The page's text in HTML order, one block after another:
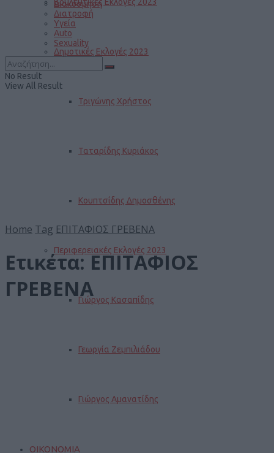
Δημοτικές Εκλογές 2023
Τριγώνης Χρήστος
Ταταρίδης Κυριάκος
Κουπτσίδης Δημοσθένης
Περιφερειακές Εκλογές 2023
Γιώργος Κασαπίδης
Γεωργία Ζεμπιλιάδου
Γιώργος Αμανατίδης
ΟΙΚΟΝΟΜΙΑ
Διακόσμηση
Διατροφή
Υγεία
Auto
Sexuality
No Result
View All Result
Home Tag ΕΠΙΤΑΦΙΟΣ ΓΡΕΒΕΝΑ
Ετικέτα:ΕΠΙΤΑΦΙΟΣ
ΓΡΕΒΕΝΑ